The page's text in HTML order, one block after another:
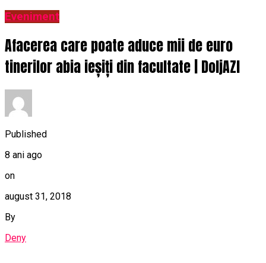
Eveniment
Afacerea care poate aduce mii de euro
tinerilor abia ieșiți din facultate | DoljAZI
Published
8 ani ago
on
august 31, 2018
By
Deny